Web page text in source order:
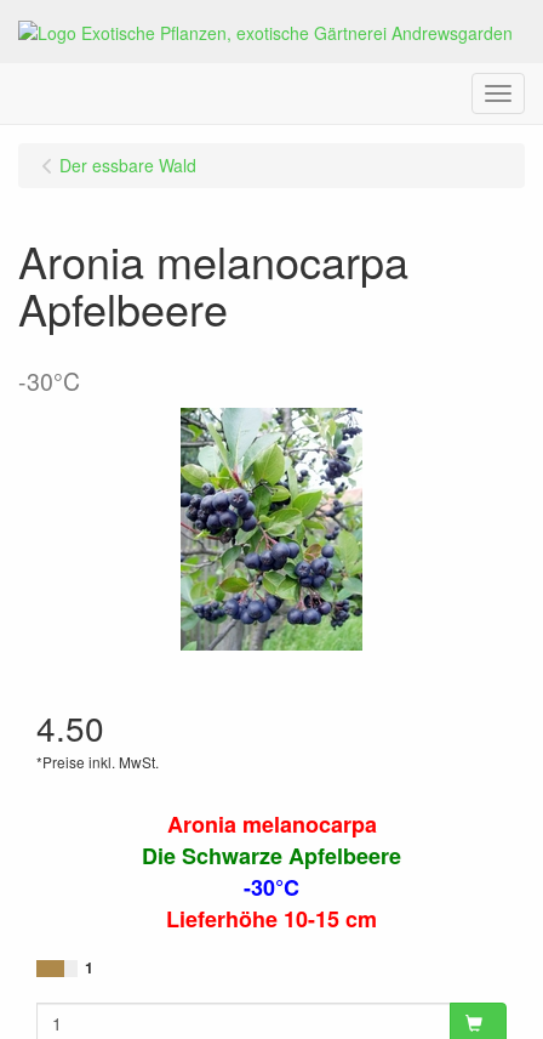
Menu
Der essbare Wald
Aronia melanocarpa
Apfelbeere
-30°C
4.50
*Preise inkl. MwSt.
Aronia melanocarpa
Die Schwarze Apfelbeere
-30°C
Lieferhöhe 10-15 cm
1